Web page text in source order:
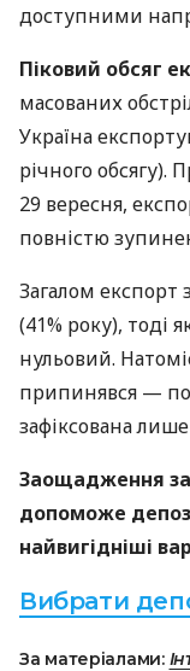
доступними
Піковий обсяг
масованих
Україна
річного обсягу).
29 вересня,
повністю
Загалом експорт
(41% року), тоді
нульовий.
припинявся —
зафіксована
Заощадження
допоможе
найвигідніші
Вибрати
За матеріалами: